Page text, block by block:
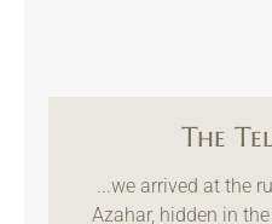
The
...we arrived at the
Azahar, hidden in